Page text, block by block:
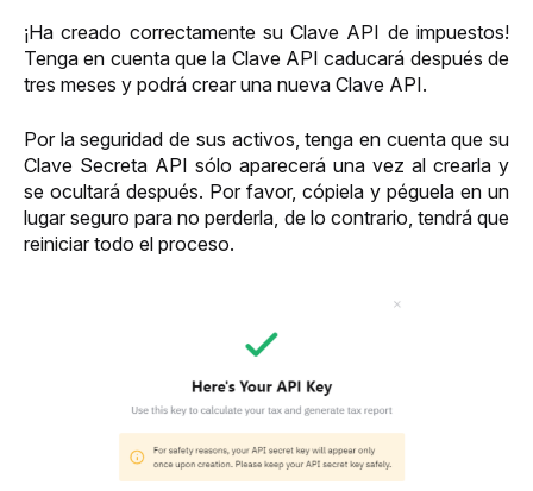
¡Ha creado correctamente su Clave API de impuestos!
Tenga en cuenta que la Clave API caducará después de
tres meses y podrá crear una nueva Clave API.
Por la seguridad de sus activos, tenga en cuenta que su
Clave Secreta API sólo aparecerá una vez al crearla y
se ocultará después. Por favor, cópiela y péguela en un
lugar seguro para no perderla, de lo contrario, tendrá que
reiniciar todo el proceso.